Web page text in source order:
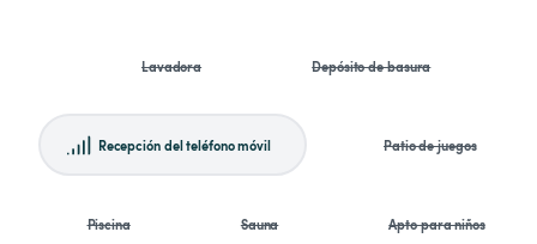
Lavadora Depósito de basura
Recepción del teléfono móvil Patio de juegos
Piscina Sauna Apto para niños